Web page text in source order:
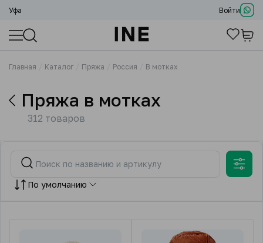
Уфа Войти
Главная Каталог Пряжа Россия В мотках
Пряжа в мотках
312 товаров
По умолчанию